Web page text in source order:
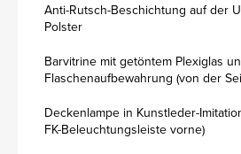
Anti-Rutsch-Beschichtung auf der
Polster
Barvitrine mit getöntem Plexiglas
Flaschenaufbewahrung (von der
Deckenlampe in Kunstleder-
FK-Beleuchtungsleiste vorne)